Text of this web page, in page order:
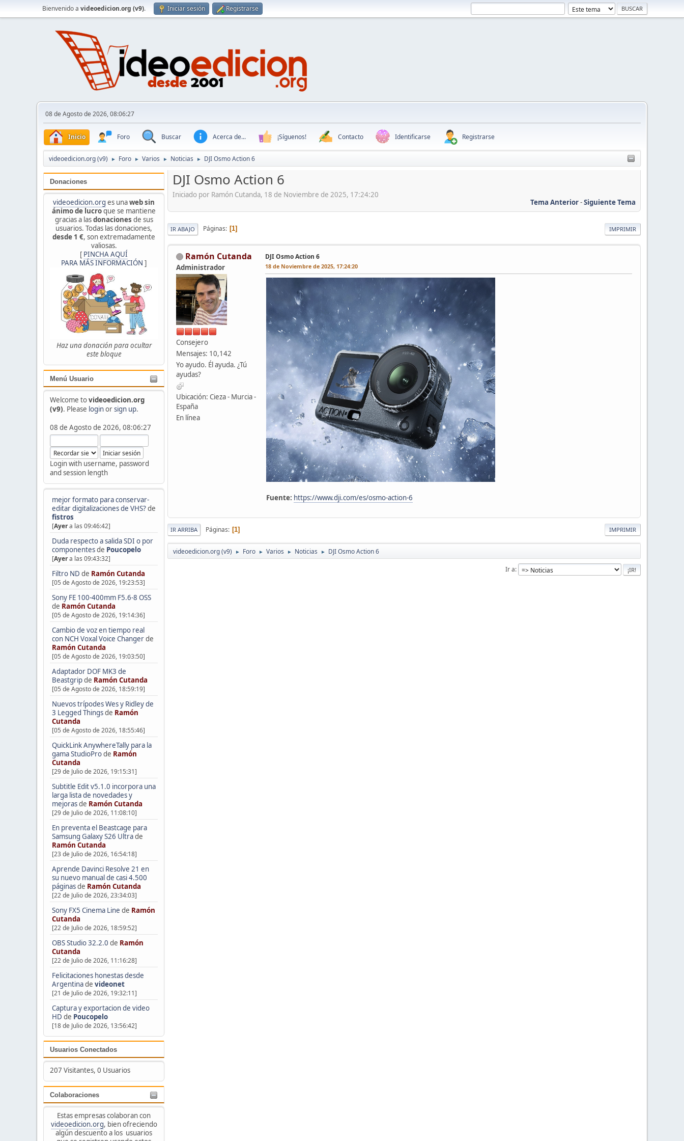
Bienvenido a videoedicion.org (v9). Iniciar sesión Registrarse
08 de Agosto de 2026, 08:06:27
Inicio Foro Buscar Acerca de... ¡Síguenos! Contacto Identificarse Registrarse
videoedicion.org (v9) ► Foro ► Varios ► Noticias ► DJI Osmo Action 6
Donaciones
videoedicion.org es unaweb sin
ánimo de lucroque se mantiene
gracias a lasdonaciones de sus
usuarios. Todas las donaciones,
desde 1 €, son extremadamente
valiosas.
[ PINCHA AQUÍ
PARA MÁS INFORMACIÓN ]
Haz una donación para ocultar
este bloque
Menú Usuario
Welcome tovideoedicion.org
(v9). Please loginorsign up.
08 de Agosto de 2026, 08:06:27
Login with username, password
and session length
mejor formato para conservar-
editar digitalizaciones de VHS?de
fistros
[Ayera las 09:46:42]
Duda respecto a salida SDI o por
componentesde Poucopelo
[Ayera las 09:43:32]
Filtro ND de Ramón Cutanda
[05 de Agosto de 2026, 19:23:53]
Sony FE 100-400mm F5.6-8 OSS
de Ramón Cutanda
[05 de Agosto de 2026, 19:14:36]
Cambio de voz en tiempo real
con NCH Voxal Voice Changerde
Ramón Cutanda
[05 de Agosto de 2026, 19:03:50]
Adaptador DOF MK3 de
Beastgripde Ramón Cutanda
[05 de Agosto de 2026, 18:59:19]
Nuevos trípodes Wes y Ridley de
3 Legged Thingsde Ramón
Cutanda
[05 de Agosto de 2026, 18:55:46]
QuickLink AnywhereTally para la
gama StudioProde Ramón
Cutanda
[29 de Julio de 2026, 19:15:31]
Subtitle Edit v5.1.0 incorpora una
larga lista de novedades y
mejorasde Ramón Cutanda
[29 de Julio de 2026, 11:08:10]
En preventa el Beastcage para
Samsung Galaxy S26 Ultrade
Ramón Cutanda
[23 de Julio de 2026, 16:54:18]
Aprende Davinci Resolve 21 en
su nuevo manual de casi 4.500
páginasde Ramón Cutanda
[22 de Julio de 2026, 23:34:03]
Sony FX5 Cinema Line de Ramón
Cutanda
[22 de Julio de 2026, 18:59:52]
OBS Studio 32.2.0 de Ramón
Cutanda
[22 de Julio de 2026, 11:16:28]
Felicitaciones honestas desde
Argentinade videonet
[21 de Julio de 2026, 19:32:11]
Captura y exportacion de video
HD de Poucopelo
[18 de Julio de 2026, 13:56:42]
Usuarios Conectados
207 Visitantes, 0 Usuarios
Colaboraciones
Estas empresas colaboran con
videoedicion.org, bien ofreciendo
algún descuento a los usuarios
DJI Osmo Action 6
Iniciado por Ramón Cutanda, 18 de Noviembre de 2025, 17:24:20
Tema Anterior-Siguiente Tema
IMPRIMIR
IR ABAJO Páginas 1
Ramón Cutanda
Administrador
Consejero
Mensajes: 10,142
Yo ayudo. Él ayuda. ¿Tú
ayudas?
Ubicación: Cieza - Murcia -
España
En línea
DJI Osmo Action 6
18 de Noviembre de 2025, 17:24:20
Fuente: https://www.dji.com/es/osmo-action-6
IMPRIMIR
IR ARRIBA Páginas 1
videoedicion.org (v9) ► Foro ► Varios ► Noticias ► DJI Osmo Action 6
Ir a